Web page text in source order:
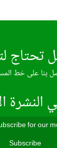
تحتاج
بنا على خط